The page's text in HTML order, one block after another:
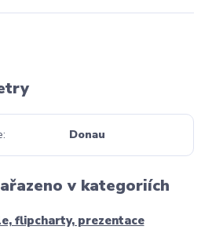
Donau
v kategoriích
flipcharty, prezentace